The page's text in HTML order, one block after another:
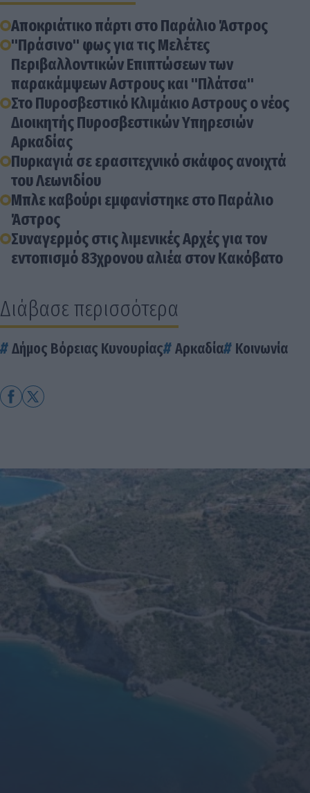
Αποκριάτικο πάρτι στο Παράλιο Άστρος
"Πράσινο" φως για τις Μελέτες
Περιβαλλοντικών Επιπτώσεων των
παρακάμψεων Αστρους και "Πλάτσα"
Στο Πυροσβεστικό Κλιμάκιο Αστρους ο νέος
Διοικητής Πυροσβεστικών Υπηρεσιών
Αρκαδίας
Πυρκαγιά σε ερασιτεχνικό σκάφος ανοιχτά
του Λεωνιδίου
Μπλε καβούρι εμφανίστηκε στο Παράλιο
Άστρος
Συναγερμός στις λιμενικές Αρχές για τον
εντοπισμό 83χρονου αλιέα στον Κακόβατο
Διάβασε περισσότερα
Δήμος Βόρειας Κυνουρίας Αρκαδία Κοινωνία